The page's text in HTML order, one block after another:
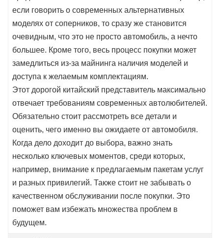
если говорить о современных альтернативных
моделях от соперников, то сразу же становится
очевидным, что это не просто автомобиль, а нечто
большее. Кроме того, весь процесс покупки может
замедлиться из-за майнинга наличия моделей и
доступа к желаемым комплектациям.
Этот дорогой китайский представитель максимально
отвечает требованиям современных автолюбителей.
Обязательно стоит рассмотреть все детали и
оценить, чего именно вы ожидаете от автомобиля.
Когда дело доходит до выбора, важно знать
несколько ключевых моментов, среди которых,
например, внимание к предлагаемым пакетам услуг
и разных привилегий. Также стоит не забывать о
качественном обслуживании после покупки. Это
поможет вам избежать множества проблем в
будущем.